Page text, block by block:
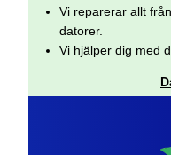
Vi reparerar allt
datorer.
Vi hjälper dig med